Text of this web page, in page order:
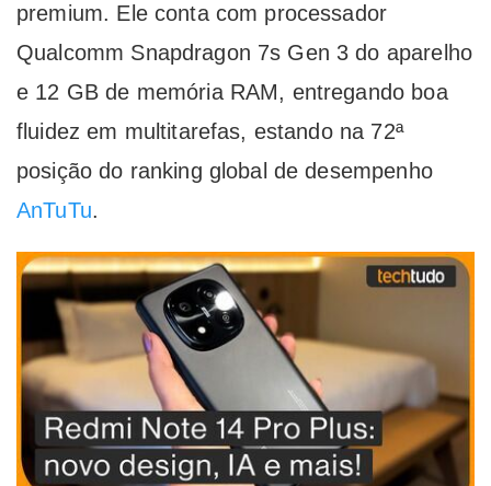
premium. Ele conta com processador
Qualcomm Snapdragon 7s Gen 3 do aparelho
e 12 GB de memória RAM, entregando boa
fluidez em multitarefas, estando na 72ª
posição do ranking global de desempenho
AnTuTu.